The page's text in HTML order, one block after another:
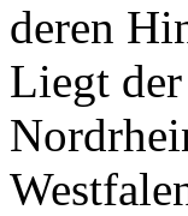
deren
Liegt